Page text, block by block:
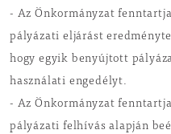
- Az Önkormányzat
pályázati eljárást
hogy egyik benyújtott
használati engedélyt.
- Az Önkormányzat
pályázati felhívás alapján